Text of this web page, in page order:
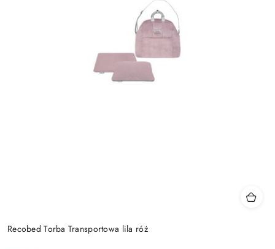
Recobed Torba Transportowa lila róż